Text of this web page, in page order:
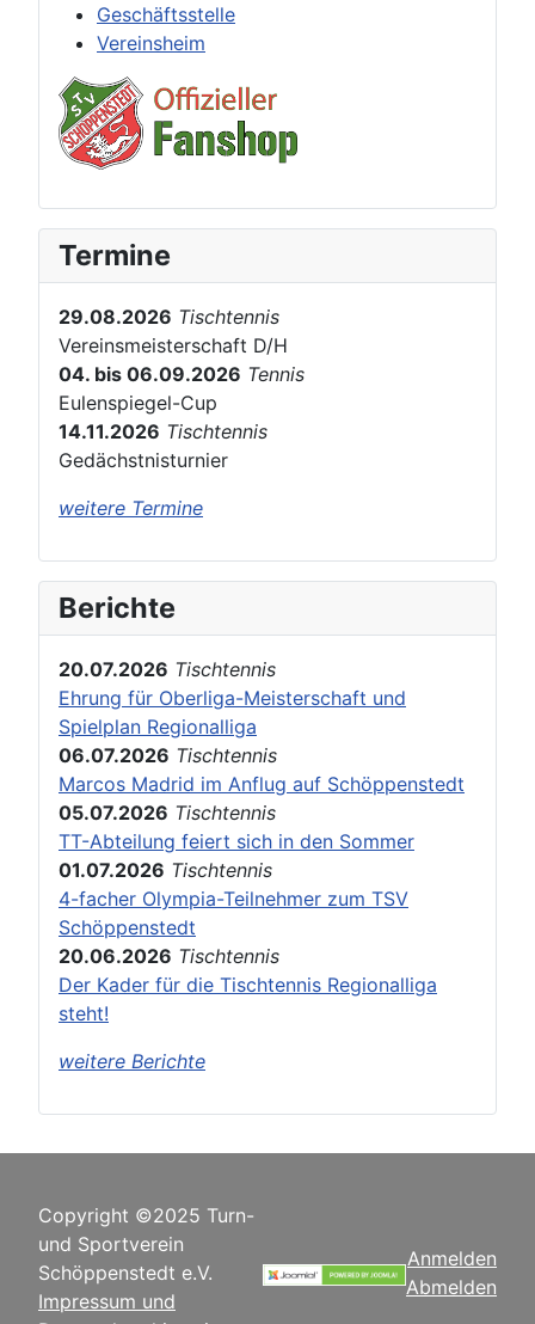
Geschäftsstelle
Vereinsheim
Termine
29.08.2026 Tischtennis
Vereinsmeisterschaft D/H
04. bis 06.09.2026 Tennis
Eulenspiegel-Cup
14.11.2026 Tischtennis
Gedächstnisturnier
weitere Termine
Berichte
20.07.2026 Tischtennis
Ehrung für Oberliga-Meisterschaft und
Spielplan Regionalliga
06.07.2026 Tischtennis
Marcos Madrid im Anflug auf Schöppenstedt
05.07.2026 Tischtennis
TT-Abteilung feiert sich in den Sommer
01.07.2026 Tischtennis
4-facher Olympia-Teilnehmer zum TSV
Schöppenstedt
20.06.2026 Tischtennis
Der Kader für die Tischtennis Regionalliga
steht!
weitere Berichte
Copyright ©2025 Turn-
und Sportverein
Schöppenstedt e.V.
Impressum und
Anmelden
Abmelden